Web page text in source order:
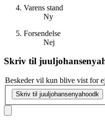
Varens stand
Ny
Forsendelse
Nej
Skriv til
Beskeder vil kun blive vist for
Skriv til juuljohansenyahoodk